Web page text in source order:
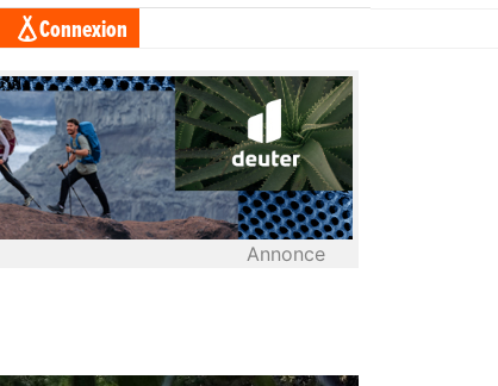
Connexion
Annonce